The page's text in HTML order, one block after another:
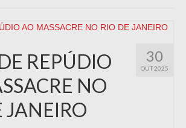
30
OUT 2025
REPÚDIO
NO
JANEIRO